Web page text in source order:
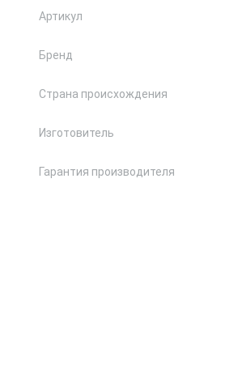
Артикул
Бренд
Страна происхождения
Изготовитель
Гарантия производителя